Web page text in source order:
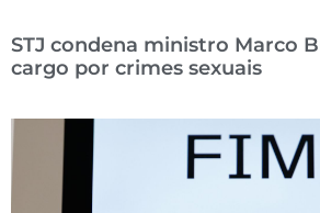
STJ condena ministro Marco
cargo por crimes sexuais